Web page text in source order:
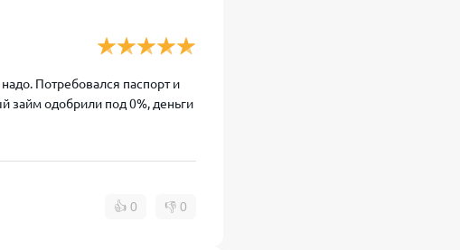
Потребовался паспорт и
одобрили под 0%, деньги
👍 0 👎 0